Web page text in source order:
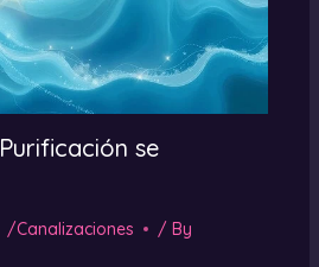
se
/Canalizaciones
/ By